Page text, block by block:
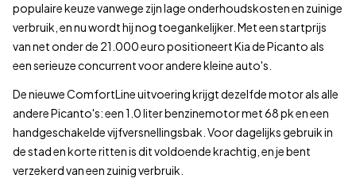
populaire keuze vanwege zijn lage onderhoudskosten en zuinige
verbruik, en nu wordt hij nog toegankelijker. Met een startprijs
van net onder de 21.000 euro positioneert Kia de Picanto als
een serieuze concurrent voor andere kleine auto's.
De nieuwe ComfortLine uitvoering krijgt dezelfde motor als alle
andere Picanto's: een 1.0 liter benzinemotor met 68 pk en een
handgeschakelde vijfversnellingsbak. Voor dagelijks gebruik in
de stad en korte ritten is dit voldoende krachtig, en je bent
verzekerd van een zuinig verbruik.